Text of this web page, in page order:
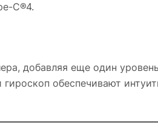
C®4.
добавляя еще один
обеспечивают